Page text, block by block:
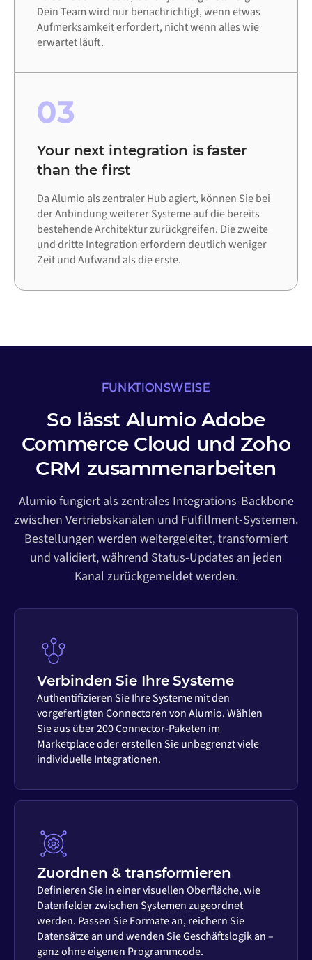
Dein Team wird nur benachrichtigt, wenn etwas
Aufmerksamkeit erfordert, nicht wenn alles wie
erwartet läuft.
03
Your next integration is faster
than the first
Da Alumio als zentraler Hub agiert, können Sie bei
der Anbindung weiterer Systeme auf die bereits
bestehende Architektur zurückgreifen. Die zweite
und dritte Integration erfordern deutlich weniger
Zeit und Aufwand als die erste.
FUNKTIONSWEISE
So lässt Alumio Adobe
Commerce Cloud und Zoho
CRM zusammenarbeiten
Alumio fungiert als zentrales Integrations-Backbone
zwischen Vertriebskanälen und Fulfillment-Systemen.
Bestellungen werden weitergeleitet, transformiert
und validiert, während Status-Updates an jeden
Kanal zurückgemeldet werden.
Verbinden Sie Ihre Systeme
Authentifizieren Sie Ihre Systeme mit den
vorgefertigten Connectoren von Alumio. Wählen
Sie aus über 200 Connector-Paketen im
Marketplace oder erstellen Sie unbegrenzt viele
individuelle Integrationen.
Zuordnen & transformieren
Definieren Sie in einer visuellen Oberfläche, wie
Datenfelder zwischen Systemen zugeordnet
werden. Passen Sie Formate an, reichern Sie
Datensätze an und wenden Sie Geschäftslogik an –
ganz ohne eigenen Programmcode.